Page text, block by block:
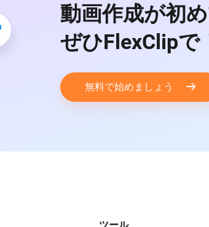
動画作成が初め
ぜひFlexClipで
無料で始めましょう